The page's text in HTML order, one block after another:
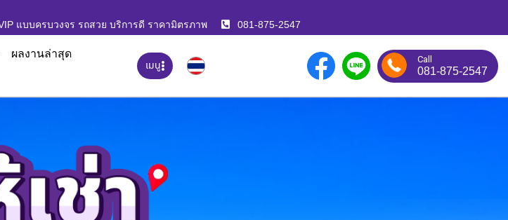
แบบครบวงจร รถสวย บริการดี ราคามิตรภาพ 081-875-2547
ผลงานล่าสุด
เมนู Call
081-875-2547